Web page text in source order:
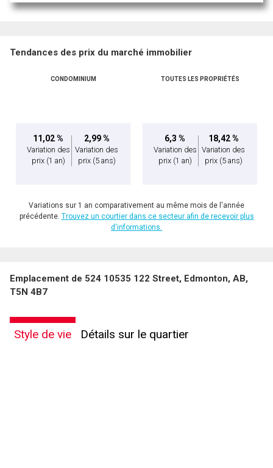
Tendances des prix du marché immobilier
CONDOMINIUM
11,02 %
Variation des
prix (1 an)
2,99 %
Variation des
prix (5 ans)
TOUTES LES PROPRIÉTÉS
6,3 %
Variation des
prix (1 an)
18,42 %
Variation des
prix (5 ans)
Variations sur 1 an comparativement au même mois de l'année
précédente. Trouvez un courtier dans ce secteur afin de recevoir plus
d'informations.
Emplacement de 524 10535 122 Street, Edmonton, AB,
T5N 4B7
Style de vie Détails sur le quartier